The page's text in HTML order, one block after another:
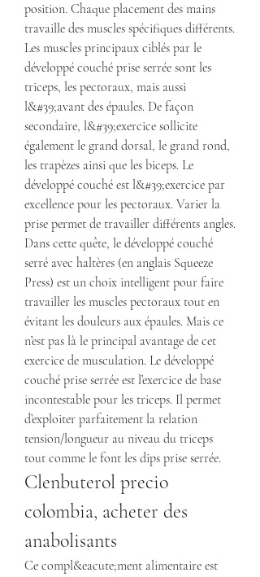
position. Chaque placement des mains
travaille des muscles spécifiques différents.
Les muscles principaux ciblés par le
développé couché prise serrée sont les
triceps, les pectoraux, mais aussi
l&#39;avant des épaules. De façon
secondaire, l&#39;exercice sollicite
également le grand dorsal, le grand rond,
les trapèzes ainsi que les biceps. Le
développé couché est l&#39;exercice par
excellence pour les pectoraux. Varier la
prise permet de travailler différents angles.
Dans cette quête, le développé couché
serré avec haltères (en anglais Squeeze
Press) est un choix intelligent pour faire
travailler les muscles pectoraux tout en
évitant les douleurs aux épaules. Mais ce
n’est pas là le principal avantage de cet
exercice de musculation. Le développé
couché prise serrée est l’exercice de base
incontestable pour les triceps. Il permet
d’exploiter parfaitement la relation
tension/longueur au niveau du triceps
tout comme le font les dips prise serrée.
Clenbuterol precio
colombia, acheter des
anabolisants
Ce compl&eacute;ment alimentaire est